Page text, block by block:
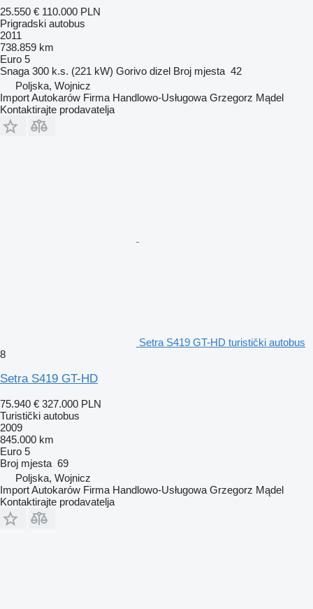
25.550 € 110.000 PLN
Prigradski autobus
2011
738.859 km
Euro 5
Snaga 300 k.s. (221 kW) Gorivo dizel Broj mjesta 42
Poljska, Wojnicz
Import Autokarów Firma Handlowo-Usługowa Grzegorz Mądel
Kontaktirajte prodavatelja
Setra S419 GT-HD turistički autobus
8
Setra S419 GT-HD
75.940 € 327.000 PLN
Turistički autobus
2009
845.000 km
Euro 5
Broj mjesta 69
Poljska, Wojnicz
Import Autokarów Firma Handlowo-Usługowa Grzegorz Mądel
Kontaktirajte prodavatelja